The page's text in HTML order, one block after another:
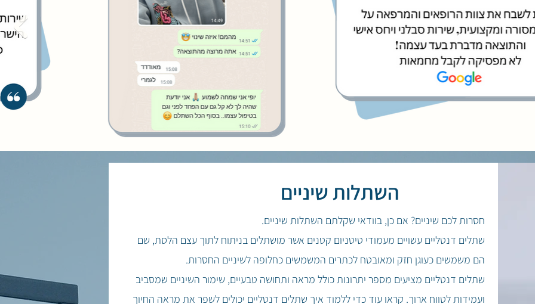
השתלות שיניים
חסרות לכם שיניים? אם כן, בוודאי שקלתם השתלות שיניים.
שתלים דנטליים עשויים מעמודי טיטניום קטנים אשר מושתלים בניתוח לתוך עצם הלסת, שם
הם משמשים כעוגן חזק ומאובטח לכתרים המשמשים כחלופה לשיניים החסרות.
שתלים דנטליים מציעים מספר יתרונות כולל מראה ותחושה טבעיים, שימור השיניים שמסביב
ועמידות לטווח ארוך. קראו עוד כדי ללמוד איך שתלים דנטליים יכולים לשפר את מראה החיוך